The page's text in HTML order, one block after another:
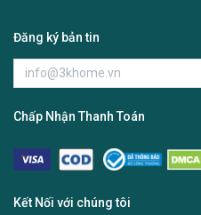
Đăng ký bản tin
Chấp Nhận Thanh Toán
Kết Nối với chúng tôi